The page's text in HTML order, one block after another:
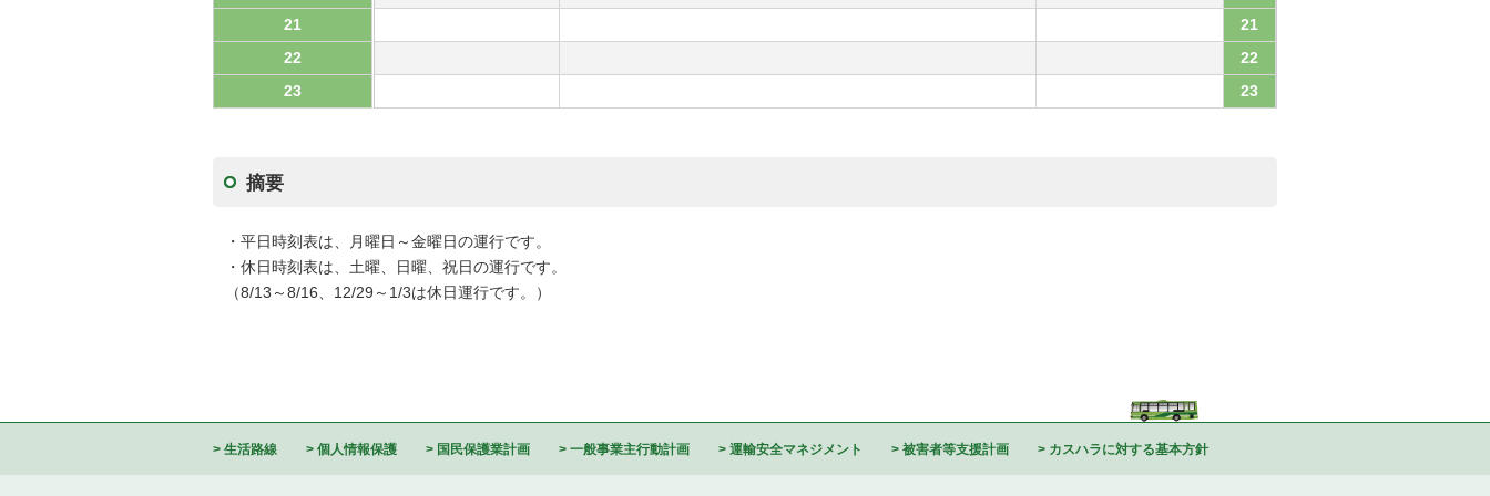
21
22
23
21
22
23
摘要
・平日時刻表は、月曜日～金曜日の運行です。
・休日時刻表は、土曜、日曜、祝日の運行です。
（8/13～8/16、12/29～1/3は休日運行です。）
生活路線 個人情報保護 国民保護業計画 一般事業主行動計画 運輸安全マネジメント 被害者等支援計画 カスハラに対する基本方針